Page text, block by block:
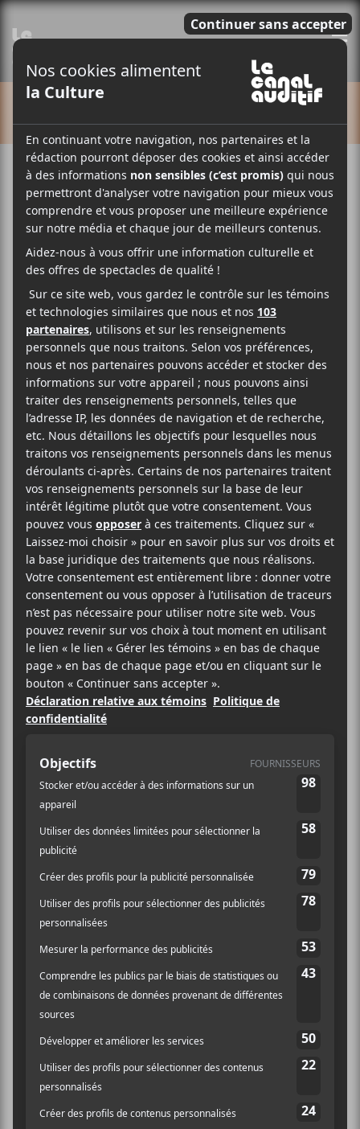
Cet évènement est passé.
Joni Void : lancement de
Everyday Is the Song avec Sarah
Pagé et N Nao
2023-07-07 @ 21:00-23:0013$
Joni Void lancera son nouvel album, Everyday Is the
Song, avecSarah PagéetN Naoen première partie
le 7 juillet prochain.
AJOUTER AU CALENDRIER
DÉTAILS
Date :
2023-07-07
Heure :
21:00 - 23:00
Prix :
13$
Spectacle
Site :
https://casadelpopolo.com/en/events/2023-07-07-
joni-void-everyday-is-the-song-album-launch-
sarah-page
LIEU